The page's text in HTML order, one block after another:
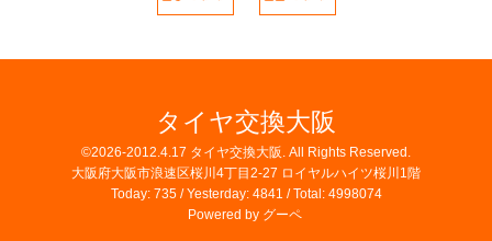
タイヤ交換大阪
©2026-2012.4.17 タイヤ交換大阪 . All Rights Reserved.
大阪府大阪市浪速区桜川4丁目2-27 ロイヤルハイツ桜川1階
Today: 735/ Yesterday: 4841 / Total: 4998074
Powered by グーペ